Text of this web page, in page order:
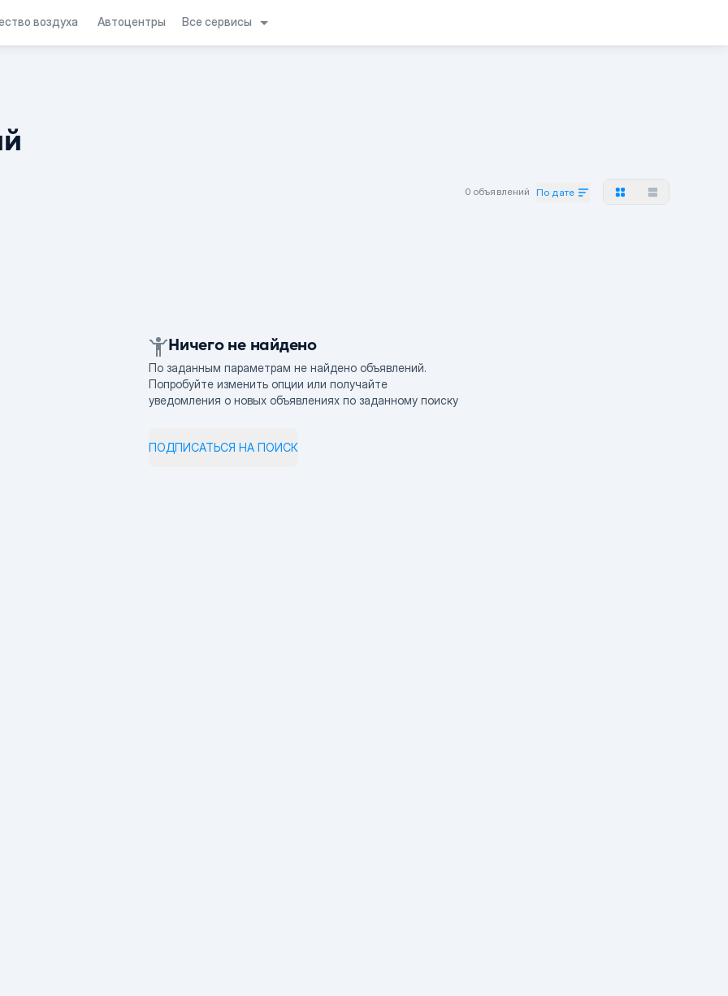
воздуха Автоцентры Все сервисы
0 объявлений По дате
Ничего не найдено
По заданным параметрам не найдено объявлений.
Попробуйте изменить опции или получайте
уведомления о новых объявлениях по заданному поиску
ПОДПИСАТЬСЯ НА ПОИСК